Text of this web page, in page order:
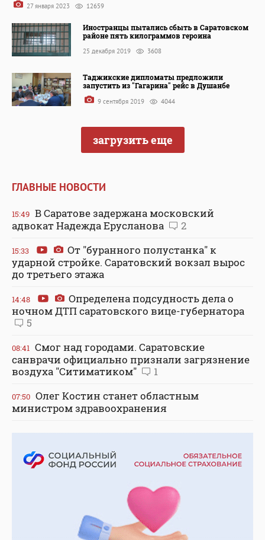
27 января 2023 12659
Иностранцы пытались сбыть в Саратовском
районе пять килограммов героина
25 декабря 2019 3608
Таджикские дипломаты предложили
запустить из "Гагарина" рейс в Душанбе
9 сентября 2019 4044
загрузить еще
ГЛАВНЫЕ НОВОСТИ
15:49 В Саратове задержана московский
адвокат Надежда Ерусланова
2
15:33
От "буранного полустанка" к
ударной стройке. Саратовский вокзал вырос
до третьего этажа
14:48
Определена подсудность дела о
ночном ДТП саратовского вице-губернатора
5
08:41 Смог над городами. Саратовские
санврачи официально признали загрязнение
воздуха "Ситиматиком"
1
07:50 Олег Костин станет областным
министром здравоохранения